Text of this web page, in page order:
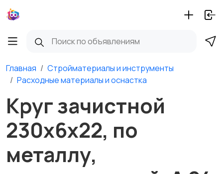
Главная
Стройматериалы и инструменты
Расходные материалы и оснастка
Круг зачистной
230х6х22, по
металлу,